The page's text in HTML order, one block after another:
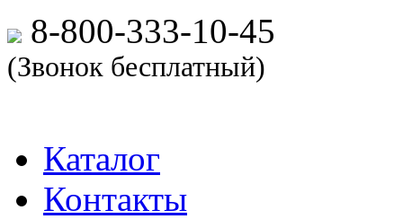
8-800-333-10-45
(Звонок бесплатный)
Каталог
Контакты